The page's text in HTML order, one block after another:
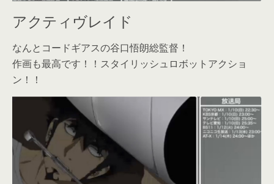
アクティヴレイド
なんとコードギアスの谷口悟朗総監督！
作画も最高です！！スタイリッシュロボットアクショ
ン！！